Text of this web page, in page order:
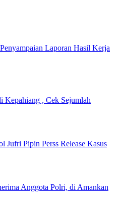
Laporan Hasil Kerja
Kepahiang , Cek Sejumlah
Jufri Pipin Perss Release Kasus
Anggota Polri, di Amankan